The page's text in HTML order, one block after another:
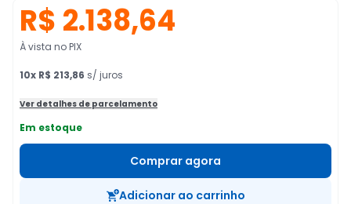
R$ 2.138,64
À vista no PIX
10x R$ 213,86 s/ juros
Ver detalhes de parcelamento
Em estoque
Comprar agora
Adicionar ao carrinho